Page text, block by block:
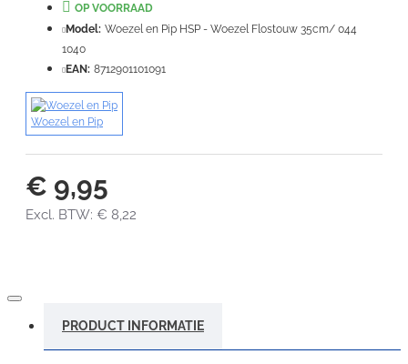
Slecht
€ 9,95
Excl. BTW: € 8,22
OP VOORRAAD
Model: Woezel en Pip HSP - Woezel Flostouw 35cm/ 044
1040
EAN: 8712901101091
Woezel en Pip
PRODUCT INFORMATIE